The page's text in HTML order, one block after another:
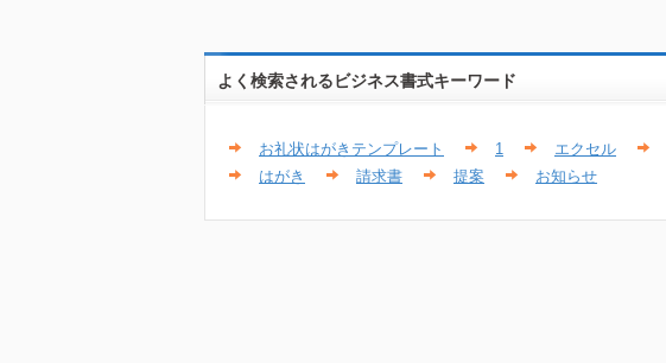
よく検索されるビジネス書式キーワード
お礼状はがきテンプレート 1 エクセル
はがき
請求書 提案 お知らせ